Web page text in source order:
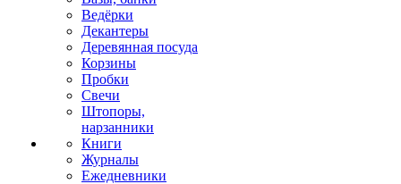
Ведёрки
Декантеры
Деревянная посуда
Корзины
Пробки
Свечи
Штопоры,
нарзанники
Книги
Журналы
Ежедневники